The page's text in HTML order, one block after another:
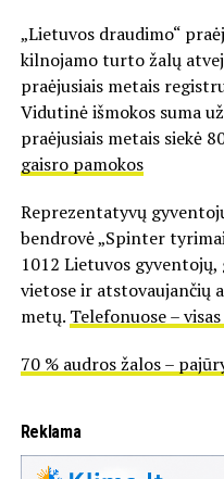
„Lietuvos draudimo“
kilnojamo turto žalų
praėjusiais metais
Vidutinė išmokos suma
praėjusiais metais siekė
gaisro pamokos
Reprezentatyvų
bendrovė „Spinter
1012 Lietuvos gyventojų,
vietose ir atstovaujančių
metų. Telefonuose –
70 % audros žalos –
Reklama